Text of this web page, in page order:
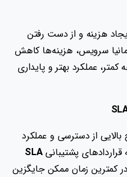
هزینه‌ و از دست رفتن
سرویس، هزینه‌ها کاهش
کمتر، عملکرد بهتر و پایداری
از دسترسی و عملکرد
قراردادهای پشتیبانیSLA
کمترین زمان ممکن جایگزین